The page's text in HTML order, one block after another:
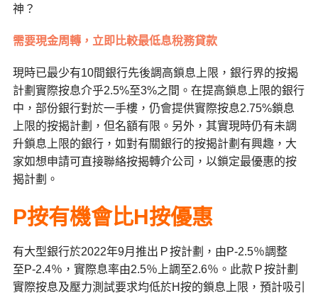
神？
需要現金周轉，立即比較最低息稅務貸款
現時已最少有10間銀行先後調高鎖息上限，銀行界的按揭
計劃實際按息介乎2.5%至3%之間。在提高鎖息上限的銀行
中，部份銀行對於一手樓，仍會提供實際按息2.75%鎖息
上限的按揭計劃，但名額有限。另外，其實現時仍有未調
升鎖息上限的銀行，如對有關銀行的按揭計劃有興趣，大
家如想申請可直接聯絡按揭轉介公司，以鎖定最優惠的按
揭計劃。
P按有機會比H按優惠
有大型銀行於2022年9月推出Ｐ按計劃，由P-2.5％調整
至P-2.4％，實際息率由2.5％上調至2.6％。此款Ｐ按計劃
實際按息及壓力測試要求均低於H按的鎖息上限，預計吸引